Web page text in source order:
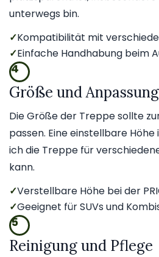
unterwegs bin.
✓Kompatibilität mit
✓Einfache Handhabung beim
4
Größe und
Die Größe der Treppe sollte
passen. Eine einstellbare
ich die Treppe für
kann.
✓Verstellbare Höhe bei der
✓Geeignet für SUVs und
5
Reinigung und Pflege